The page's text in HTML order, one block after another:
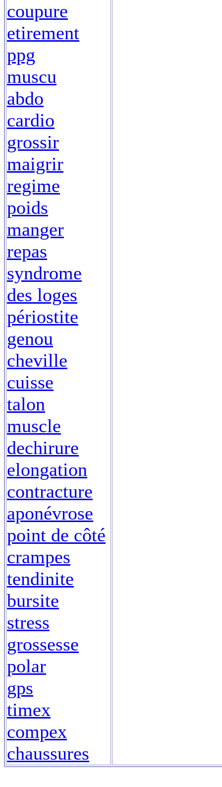
coupure
etirement
ppg
muscu
abdo
cardio
grossir
maigrir
regime
poids
manger
repas
syndrome
des loges
périostite
genou
cheville
cuisse
talon
muscle
dechirure
elongation
contracture
aponévrose
point de côté
crampes
tendinite
bursite
stress
grossesse
polar
gps
timex
compex
chaussures